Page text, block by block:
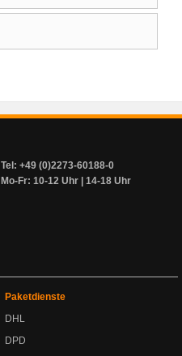
Tel: +49 (0)2273-60188-0
Mo-Fr: 10-12 Uhr | 14-18 Uhr
Paketdienste
DHL
DPD